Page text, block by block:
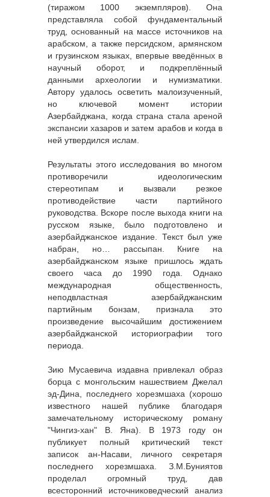
(тиражом 1000 экземпляров). Она
представляла собой фундаментальный
труд, основанный на массе источников на
арабском, а также персидском, армянском
и грузинском языках, впервые введённых в
научный оборот, и подкреплённый
данными археологии и нумизматики.
Автору удалось осветить малоизученный,
но ключевой момент истории
Азербайджана, когда страна стала ареной
экспансии хазаров и затем арабов и когда в
ней утвердился ислам.
Результаты этого исследования во многом
противоречили идеологическим
стереотипам и вызвали резкое
противодействие части партийного
руководства. Вскоре после выхода книги на
русском языке, было подготовлено и
азербайджанское издание. Текст был уже
набран, но… рассыпан. Книге на
азербайджанском языке пришлось ждать
своего часа до 1990 года. Однако
международная общественность,
неподвластная азербайджанским
партийным бонзам, признала это
произведение высочайшим достижением
азербайджанской историографии того
периода.
Зию Мусаевича издавна привлекал образ
борца с монгольским нашествием Джелал
эд-Дина, последнего хорезмшаха (хорошо
известного нашей публике благодаря
замечательному историческому роману
"Чингиз-хан" В. Яна). В 1973 году он
публикует полный критический текст
записок ан-Насави, личного секретаря
последнего хорезмшаха. З.М.Буниятов
проделал огромный труд, дав
всесторонний источниковедческий анализ